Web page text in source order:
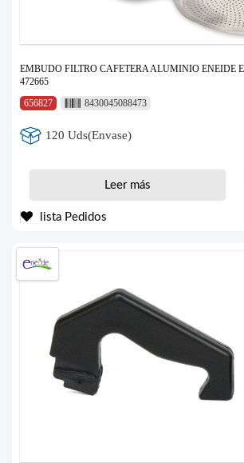
EMBUDO FILTRO CAFETERA ALUMINIO ENEIDE
472665
656827
8430045088473
120 Uds(Envase)
Leer más
lista Pedidos